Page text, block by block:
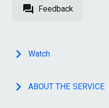
Feedback
Watch
ABOUT THE SERVICE